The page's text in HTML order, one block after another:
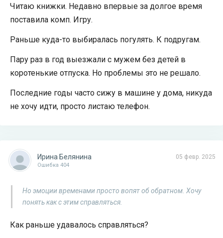
Читаю книжки. Недавно впервые за долгое время
поставила комп. Игру.
Раньше куда-то выбиралась погулять. К подругам.
Пару раз в год выезжали с мужем без детей в
коротенькие отпуска. Но проблемы это не решало.
Последние годы часто сижу в машине у дома, никуда
не хочу идти, просто листаю телефон.
05 февр. 2025
Ирина Белянина
Ошибка 404
Но эмоции временами просто вопят об обратном. Хочу
понять как с этим справляться.
Как раньше удавалось справляться?